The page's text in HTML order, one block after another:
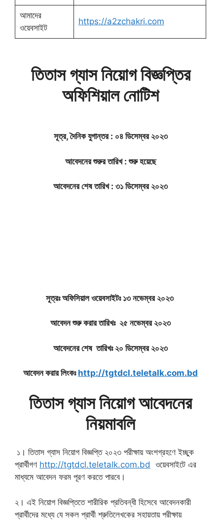
আমাদের
ওয়েবসাইট
https://a2zchakri.com
তিতাস গ্যাস নিয়োগ বিজ্ঞপ্তির
অফিশিয়াল নোটিশ
সূত্র, দৈনিক যুগান্তর : ০৪ ডিসেম্বর ২০২৩
আবেদনের শুরুর তারিখ : শুরু হয়েছে
আবেদনের শেষ তারিখ : ৩১ ডিসেম্বর ২০২৩
সূত্রঃ অফিসিয়াল ওয়েবসাইটঃ ১৩ নভেম্বর ২০২৩
আবেদন শুরু করার তারিখঃ ২৫ নভেম্বর ২০২৩
আবেদনের শেষ তারিখঃ ২০ ডিসেম্বর ২০২৩
আবেদন করার লিংকঃ http://tgtdcl.teletalk.com.bd
তিতাস গ্যাস নিয়োগ আবেদনের
নিয়মাবলি
১। তিতাস গ্যাস নিয়োগ বিজ্ঞপ্তি ২০২৩ পরীক্ষায় অংশগ্রহণে ইচ্ছুক
প্রার্থীগণ http://tgtdcl.teletalk.com.bd ওয়েবসাইটে এর
মাধ্যমে আবেদন ফরম পূরণ করতে পারবে।
২। এই নিয়োগ বিজ্ঞপ্তিতে শারীরিক প্রতিবন্ধী হিসেবে আবেদনকারী
প্রার্থীদের মধ্যে যে সকল প্রার্থী শ্রুতিলেখকের সহায়তায় পরীক্ষায়